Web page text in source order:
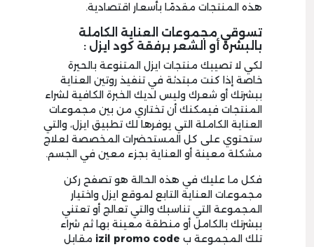
هذه المنتجات مقدمًا بأسعار اقتصادية.
تسوقي مجموعات العناية الكاملة
بالبشرة أو الشعر برفقة كود ايزل :
لكي لا تصيبك منتجات ايزل المتنوعة بالحيرة
خاصة إذا كنت مبتدئة في تنفيذ روتين العناية
ببشرتك أو شعرك وليس لديك الخبرة الكافية لشراء
المنتجات فيمكنك أن تختاري من بين مجموعات
العناية الكاملة التي يوفرها لك تطبيق ايزل، والتي
ستحتوي على كل المستحضرات المخصصة لعلاج
مشكلة معينة أو العناية بجزء معين في الجسم.
فكل ما عليك في هذه الحالة هو تصفح ركن
مجموعات العناية التابع لموقع ايزل واختيار
المجموعة التي تناسبك والتي تعالج أو تعتني
ببشرتك بالكامل أو منطقة معينة بها ثم شراء
تلك المجموعة ب izil promo code مقابل